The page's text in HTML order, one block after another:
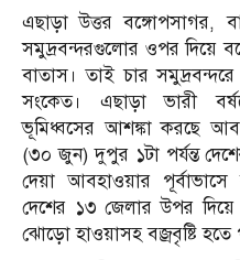
এছাড়া উত্তর বঙ্গোপসাগর,
সমুদ্রবন্দরগুলোর ওপর দিয়ে
বাতাস। তাই চার
সংকেত। এছাড়া ভারী
ভূমিধ্বসের আশঙ্কা করছে
(৩০ জুন) দুপুর ১টা পর্যন্ত
দেয়া আবহাওয়ার
দেশের ১৩ জেলার উপর দিয়ে
ঝোড়ো হাওয়াসহ বজ্রবৃষ্টি হতে